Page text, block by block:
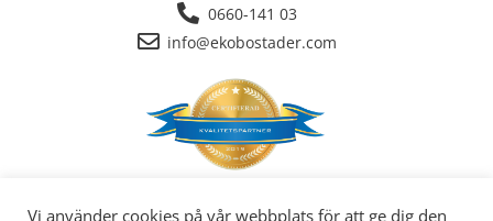
0660-141 03
info@ekobostader.com
Vi använder cookies på vår webbplats för att ge dig den